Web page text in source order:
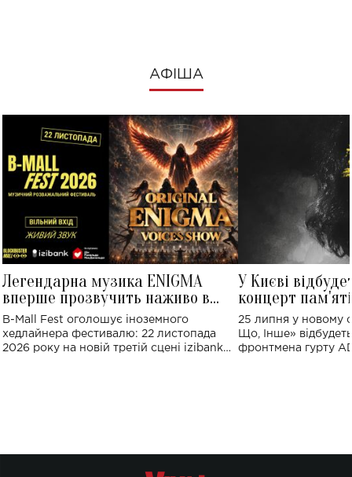
АФІША
Легендарна музика ENIGMA
вперше прозвучить наживо в
Україні: де відбудеться концерт
B-Mall Fest оголошує іноземного
хедлайнера фестивалю: 22 листопада
2026 року на новій третій сцені izibank
У Києві
концерт
Клименка:
виконають
25 липня у новому
Що, Інше»
фронтмена гурту